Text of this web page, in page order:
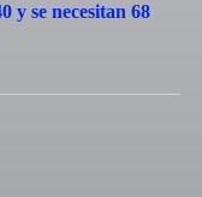
y se necesitan 68